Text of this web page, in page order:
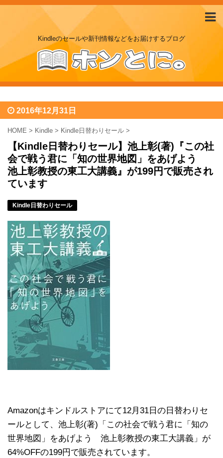
Kindleのセールや新刊情報などをお届けするブログ
2016年12月31日
HOME > Kindle > Kindle日替わりセール >
【Kindle日替わりセール】池上彰(著)『この社
会で戦う君に「知の世界地図」をあげよう
池上彰教授の東工大講義』が199円で販売され
ています
Kindle日替わりセール
Amazonはキンドルストアにて12月31日の日替わりセ
ールとして、池上彰(著)「この社会で戦う君に「知の
世界地図」をあげよう 池上彰教授の東工大講義」が
64%OFFの199円で販売されています。